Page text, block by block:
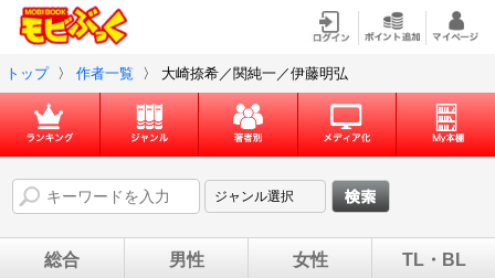
トップ 〉 作者一覧 〉 大崎捺希／関純一／伊藤明弘
総合 男性 女性 TL・BL